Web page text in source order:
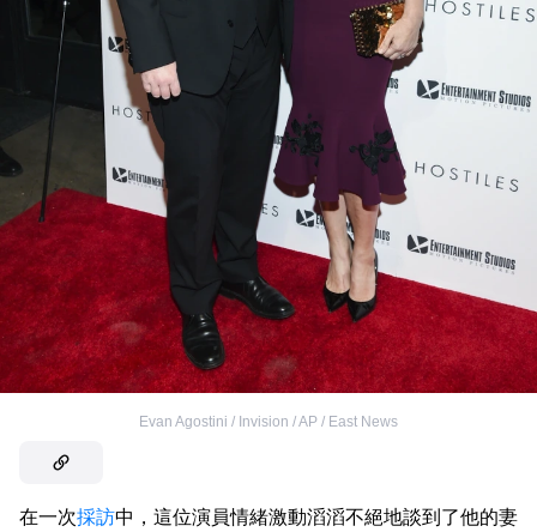
Evan Agostini / Invision / AP / East News
在一次採訪中，這位演員情緒激動滔滔不絕地談到了他的妻